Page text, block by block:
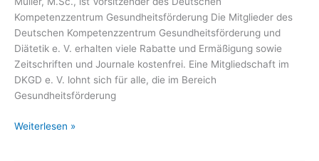
Kompetenzzentrum Gesundheitsförderung Die Mitglieder des
Deutschen Kompetenzzentrum Gesundheitsförderung und
Diätetik e. V. erhalten viele Rabatte und Ermäßigung sowie
Zeitschriften und Journale kostenfrei. Eine Mitgliedschaft im
DKGD e. V. lohnt sich für alle, die im Bereich
Gesundheitsförderung
Gratis,
Weiterlesen »